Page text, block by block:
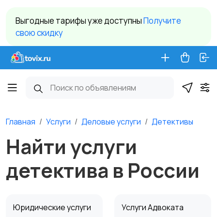
Выгодные тарифы уже доступныПолучите
свою скидку
Главная Услуги Деловые услуги Детективы
Найти услуги
детектива в России
Юридические услуги Услуги Адвоката